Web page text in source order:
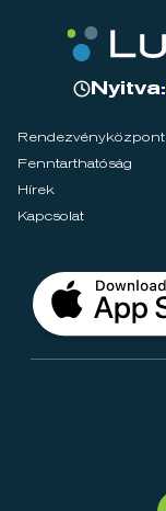
Nyitva:
Rendezvényközpont
Fenntarthatóság
Hírek
Kapcsolat